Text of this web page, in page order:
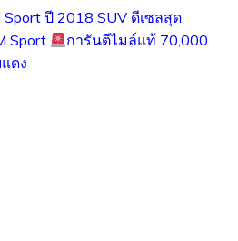
ปี 2018 SUV ดีเซลสุด
Sport
การันตีไมล์แท้ 70,000
ดง